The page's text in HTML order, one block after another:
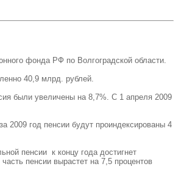
фонда РФ по Волгоградской области.
40,9 млрд. рублей.
были увеличены на 8,7%. С 1 апреля 2009
2009 год пенсии будут проиндексированы 4
пенсии к концу года достигнет
пенсии вырастет на 7,5 процентов